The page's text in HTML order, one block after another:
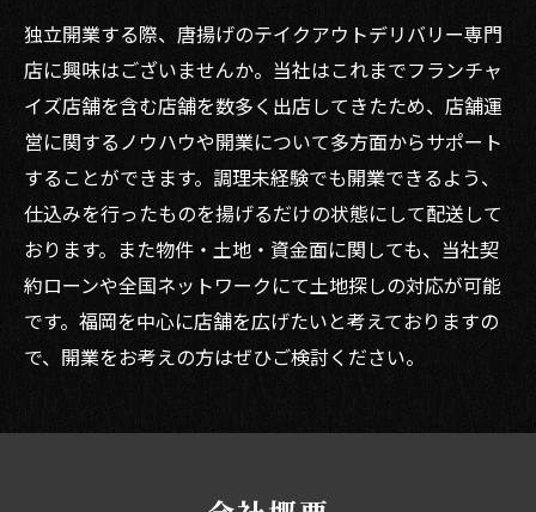
独立開業する際、唐揚げのテイクアウトデリバリー専門
店に興味はございませんか。当社はこれまでフランチャ
イズ店舗を含む店舗を数多く出店してきたため、店舗運
営に関するノウハウや開業について多方面からサポート
することができます。調理未経験でも開業できるよう、
仕込みを行ったものを揚げるだけの状態にして配送して
おります。また物件・土地・資金面に関しても、当社契
約ローンや全国ネットワークにて土地探しの対応が可能
です。福岡を中心に店舗を広げたいと考えておりますの
で、開業をお考えの方はぜひご検討ください。